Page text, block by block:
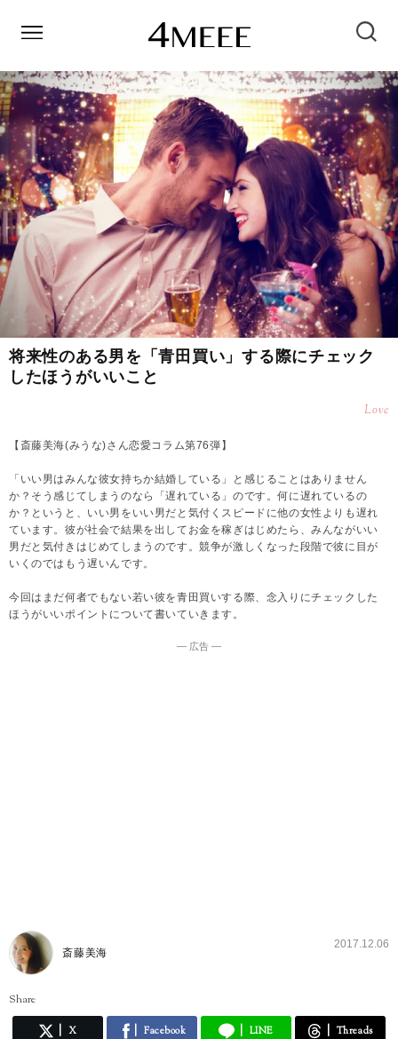
将来性のある男を「青田買い」する際にチェック
したほうがいいこと
Love
【斎藤美海(みうな)さん恋愛コラム第76弾】
「いい男はみんな彼女持ちか結婚している」と感じることはありません
か？そう感じてしまうのなら「遅れている」のです。何に遅れているの
か？というと、いい男をいい男だと気付くスピードに他の女性よりも遅れ
ています。彼が社会で結果を出してお金を稼ぎはじめたら、みんながいい
男だと気付きはじめてしまうのです。競争が激しくなった段階で彼に目が
いくのではもう遅いんです。
今回はまだ何者でもない若い彼を青田買いする際、念入りにチェックした
ほうがいいポイントについて書いていきます。
― 広告 ―
斎藤美海
2017.12.06
Share
X Facebook LINE Threads